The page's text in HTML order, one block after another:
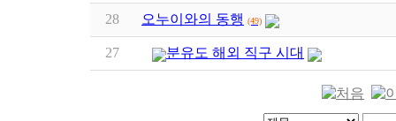
28 오누이와의 동행 (49)
27 분유도 해외 직구 시대